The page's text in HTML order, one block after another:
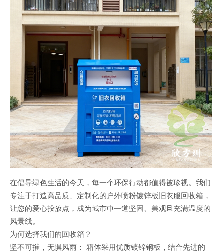
在倡导绿色生活的今天，每一个环保行动都值得被珍视。我们
专注于打造高品质、定制化的户外喷粉镀锌板旧衣服回收箱，
让您的爱心投放点，成为城市中一道坚固、美观且充满温度的
风景线。
为何选择我们的回收箱？
坚不可摧，无惧风雨： 箱体采用优质镀锌钢板，结合先进的